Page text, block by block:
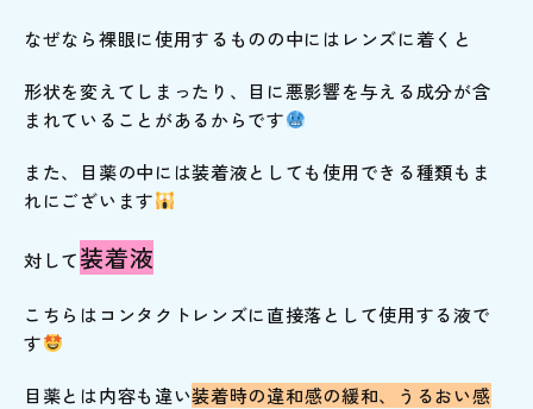
なぜなら裸眼に使用するものの中にはレンズに着くと
形状を変えてしまったり、目に悪影響を与える成分が含
まれていることがあるからです
また、目薬の中には装着液としても使用できる種類もま
れにございます
対して装着液
こちらはコンタクトレンズに直接落として使用する液で
す
目薬とは内容も違い装着時の違和感の緩和、うるおい感